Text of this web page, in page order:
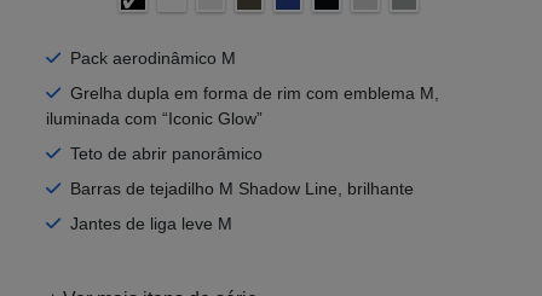
Pack aerodinâmico M
Grelha dupla em forma de rim com emblema M,
iluminada com “Iconic Glow”
Teto de abrir panorâmico
Barras de tejadilho M Shadow Line, brilhante
Jantes de liga leve M